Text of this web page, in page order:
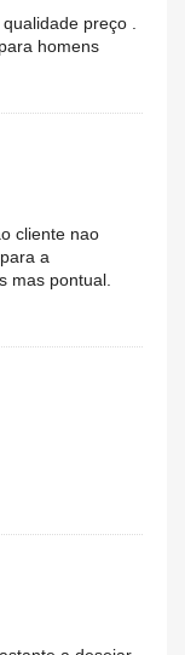
preço .
homens
cliente nao
a
mas pontual.